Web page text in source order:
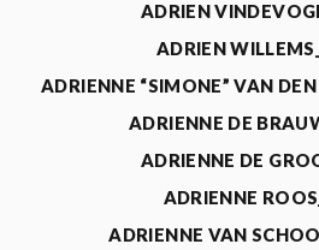
ADRIEN
ADRIEN
ADRIENNE “SIMONE” VAN
ADRIENNE DE
ADRIENNE DE
ADRIENNE
ADRIENNE VAN